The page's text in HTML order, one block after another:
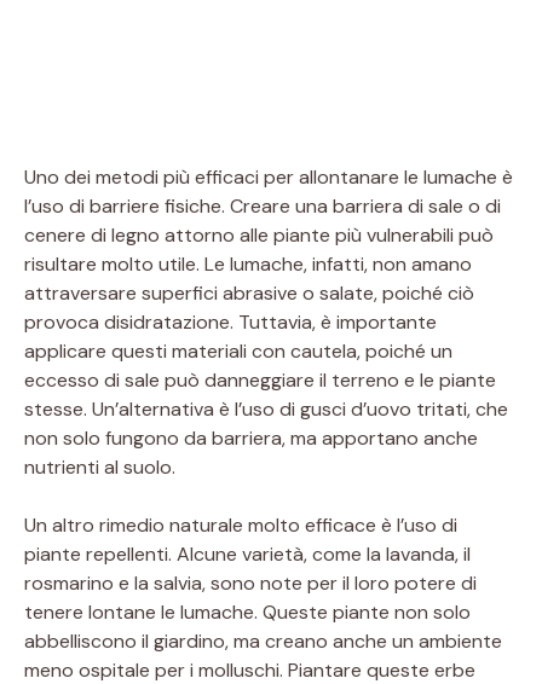
Uno dei metodi più efficaci per allontanare le lumache è
l’uso di barriere fisiche. Creare una barriera di sale o di
cenere di legno attorno alle piante più vulnerabili può
risultare molto utile. Le lumache, infatti, non amano
attraversare superfici abrasive o salate, poiché ciò
provoca disidratazione. Tuttavia, è importante
applicare questi materiali con cautela, poiché un
eccesso di sale può danneggiare il terreno e le piante
stesse. Un’alternativa è l’uso di gusci d’uovo tritati, che
non solo fungono da barriera, ma apportano anche
nutrienti al suolo.
Un altro rimedio naturale molto efficace è l’uso di
piante repellenti. Alcune varietà, come la lavanda, il
rosmarino e la salvia, sono note per il loro potere di
tenere lontane le lumache. Queste piante non solo
abbelliscono il giardino, ma creano anche un ambiente
meno ospitale per i molluschi. Piantare queste erbe